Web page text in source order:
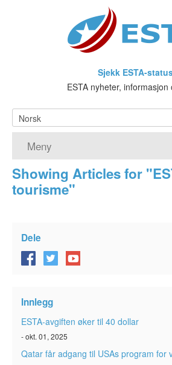
Sjekk ESTA-
ESTA nyheter, informasjon
Meny
Hjem
Visa waiver-programmet
ESTA Artikler
Kontakt
Showing Articles for
tourisme"
Dele
Innlegg
ESTA-avgiften øker til 40 dollar
- okt. 01, 2025
Qatar får adgang til USAs program for